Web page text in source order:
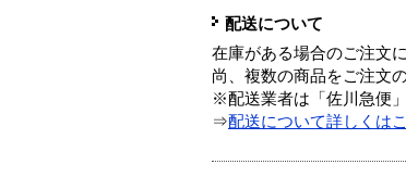
配送について
在庫がある場合のご注文
尚、複数の商品をご注文
※配送業者は「佐川急便
⇒配送について詳しくは